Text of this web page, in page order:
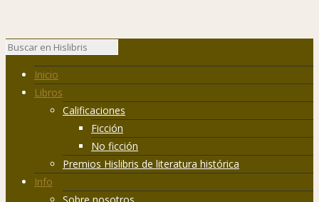
Inicio
Libros
Calificaciones
Ficción
No ficción
Premios Hislibris de literatura histórica
Info